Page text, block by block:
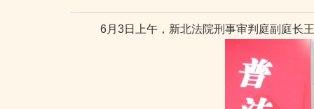
6月3日上午，新北法院刑事审判庭副庭长